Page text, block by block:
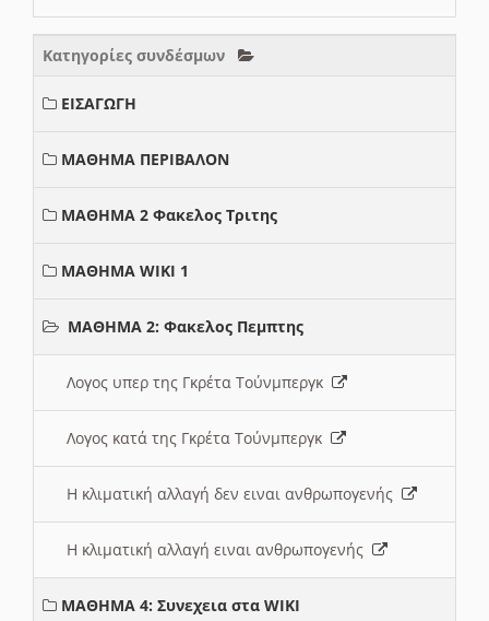
Κατηγορίες συνδέσμων
ΕΙΣΑΓΩΓΗ
ΜΑΘΗΜΑ ΠΕΡΙΒΑΛΟΝ
ΜΑΘΗΜΑ 2 Φακελος Τριτης
ΜΑΘΗΜΑ WIKI 1
ΜΑΘΗΜΑ 2: Φακελος Πεμπτης
Λογος υπερ της Γκρέτα Τούνμπεργκ
Λογος κατά της Γκρέτα Τούνμπεργκ
Η κλιματική αλλαγή δεν ειναι ανθρωπογενής
Η κλιματική αλλαγή ειναι ανθρωπογενής
ΜΑΘΗΜΑ 4: Συνεχεια στα WIKI